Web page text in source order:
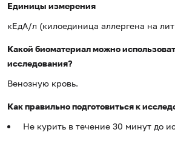
Единицы измерения
кЕдА/л (килоединица аллергена на
Какой биоматериал можно
исследования?
Венозную кровь.
Как правильно подготовиться к
Не курить в течение 30 минут до